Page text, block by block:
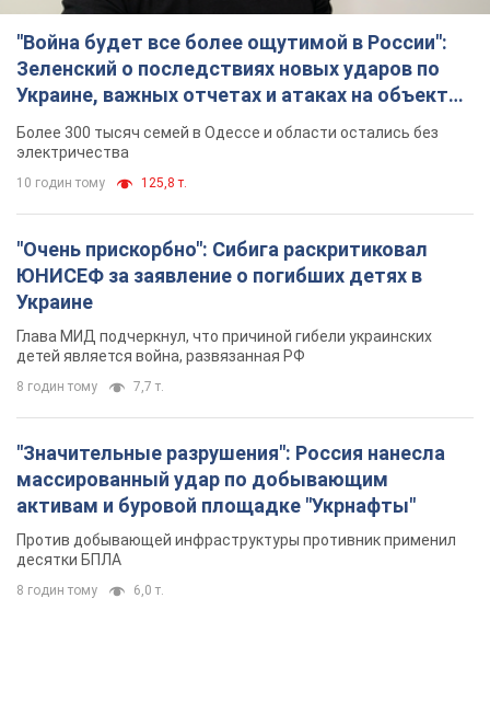
"Война будет все более ощутимой в России":
Зеленский о последствиях новых ударов по
Украине, важных отчетах и атаках на объекты
противника. Видео
Более 300 тысяч семей в Одессе и области остались без
электричества
10 годин тому 125,8 т.
"Очень прискорбно": Сибига раскритиковал
ЮНИСЕФ за заявление о погибших детях в
Украине
Глава МИД подчеркнул, что причиной гибели украинских
детей является война, развязанная РФ
8 годин тому 7,7 т.
"Значительные разрушения": Россия нанесла
массированный удар по добывающим
активам и буровой площадке "Укрнафты"
Против добывающей инфраструктуры противник применил
десятки БПЛА
8 годин тому 6,0 т.